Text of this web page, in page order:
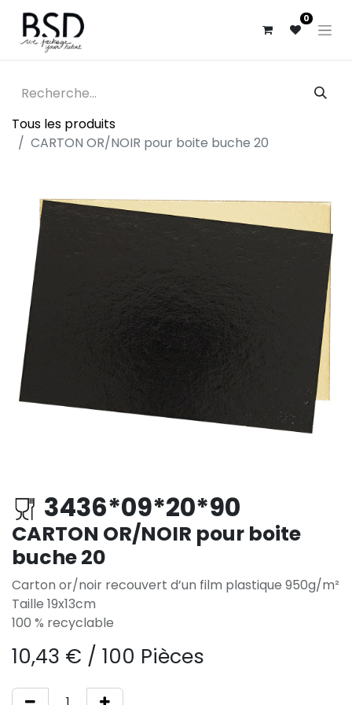
0
Tous les produits
CARTON OR/NOIR pour boite buche 20
3436*09*20*90
CARTON OR/NOIR pour boite
buche 20
Carton or/noir recouvert d’un film plastique 950g/m²
Taille 19x13cm
100 % recyclable
10,43 € / 100 Pièces